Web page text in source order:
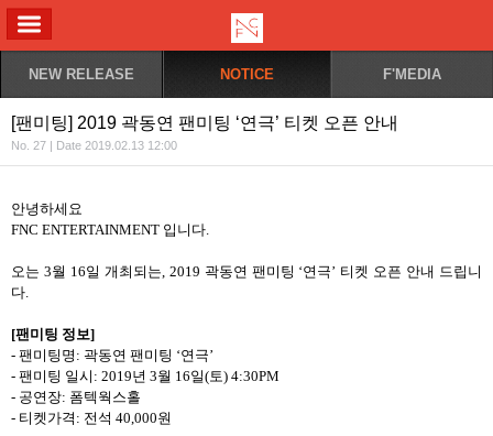
NEW RELEASE NOTICE F'MEDIA
[팬미팅] 2019 곽동연 팬미팅 ‘연극’ 티켓 오픈 안내
No. 27 | Date 2019.02.13 12:00
안녕하세요
FNC ENTERTAINMENT 입니다.
오는 3월 16일 개최되는, 2019 곽동연 팬미팅 ‘연극’ 티켓 오픈 안내 드립니
다.
[팬미팅 정보]
- 팬미팅명 : 곽동연 팬미팅 ‘연극’
- 팬미팅 일시 : 2019년 3월 16일(토) 4:30PM
- 공연장: 폼텍웍스홀
- 티켓가격 : 전석 40,000원